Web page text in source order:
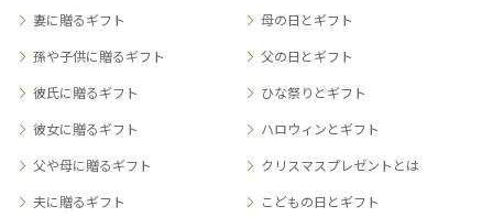
妻に贈るギフト
孫や子供に贈るギフト
彼氏に贈るギフト
彼女に贈るギフト
父や母に贈るギフト
夫に贈るギフト
母の日とギフト
父の日とギフト
ひな祭りとギフト
ハロウィンとギフト
クリスマスプレゼントとは
こどもの日とギフト